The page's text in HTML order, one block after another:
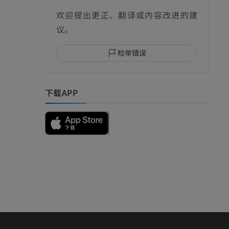
欢迎提出更正、翻译或内容改进的建
议。
检举错误
下载APP